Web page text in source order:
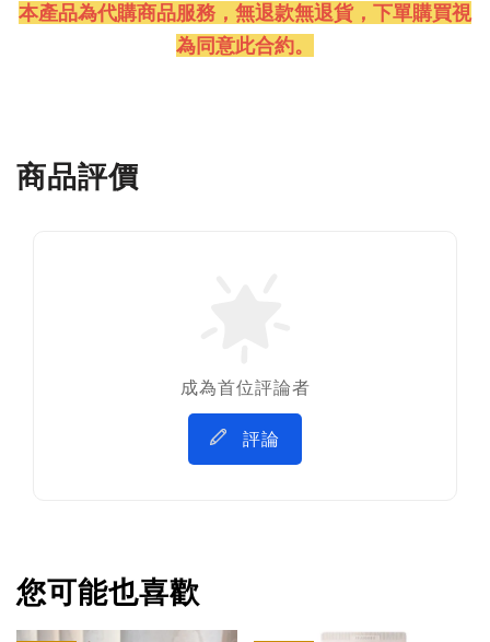
本產品為代購商品服務，無退款無退貨，下單購買視
為同意此合約。
商品評價
成為首位評論者
評論
您可能也喜歡